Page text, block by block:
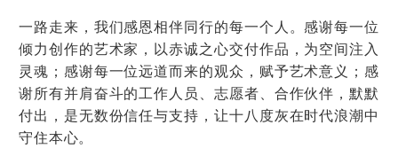
一路走来，我们感恩相伴同行的每一个人。感谢每一位
倾力创作的艺术家，以赤诚之心交付作品，为空间注入
灵魂；感谢每一位远道而来的观众，赋予艺术意义；感
谢所有并肩奋斗的工作人员、志愿者、合作伙伴，默默
付出，是无数份信任与支持，让十八度灰在时代浪潮中
守住本心。